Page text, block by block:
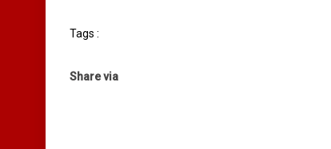
Tags :
Share via